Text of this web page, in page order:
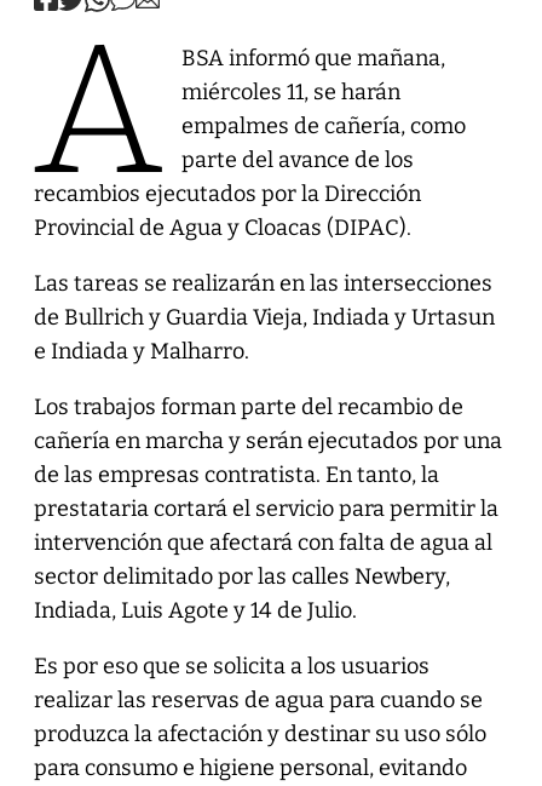
A
BSA informó que mañana,
miércoles 11, se harán
empalmes de cañería, como
parte del avance de los
recambios ejecutados por la Dirección
Provincial de Agua y Cloacas (DIPAC).
Las tareas se realizarán en las intersecciones
de Bullrich y Guardia Vieja, Indiada y Urtasun
e Indiada y Malharro.
Los trabajos forman parte del recambio de
cañería en marcha y serán ejecutados por una
de las empresas contratista. En tanto, la
prestataria cortará el servicio para permitir la
intervención que afectará con falta de agua al
sector delimitado por las calles Newbery,
Indiada, Luis Agote y 14 de Julio.
Es por eso que se solicita a los usuarios
realizar las reservas de agua para cuando se
produzca la afectación y destinar su uso sólo
para consumo e higiene personal, evitando